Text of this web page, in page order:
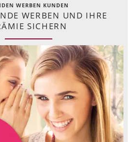
WERBEN KUNDEN
WERBEN UND IHRE
SICHERN